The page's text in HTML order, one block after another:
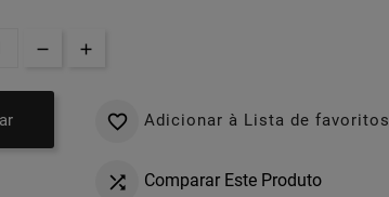
 Adicionar à Lista de favoritos
 Comparar Este Produto